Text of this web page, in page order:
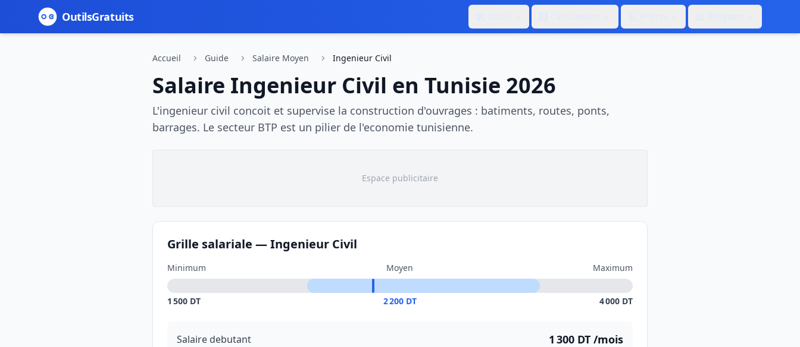
OutilsGratuits
Accueil Guide Salaire Moyen Ingenieur Civil
Salaire Ingenieur Civil en Tunisie 2026
L'ingenieur civil concoit et supervise la construction d'ouvrages : batiments, routes, ponts,
barrages. Le secteur BTP est un pilier de l'economie tunisienne.
Espace publicitaire
Grille salariale —Ingenieur Civil
Minimum Moyen Maximum
1 500 DT 2 200 DT 4 000 DT
Salaire debutant 1 300 DT /mois